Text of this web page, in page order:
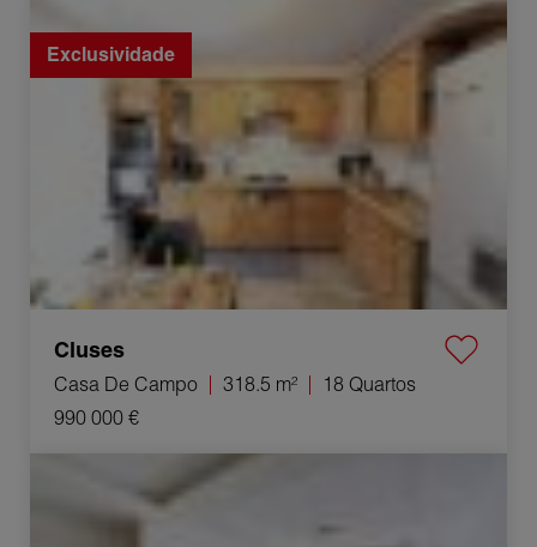
Venda Casa de campo Cluses 18 Quartos 318.5 m²
Exclusividade
Cluses
Casa De Campo 318.5 m²
18 Quartos
990 000 €
Venda Apartamento Villeurbanne 2 Quartos 35.38 m²